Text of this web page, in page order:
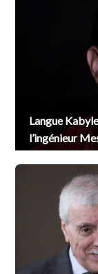
Langue
l’ingénieur